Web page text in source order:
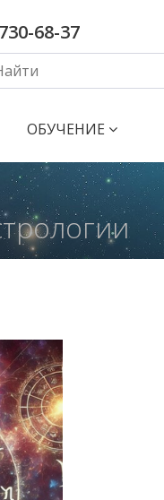
68-37
ОБУЧЕНИЕ